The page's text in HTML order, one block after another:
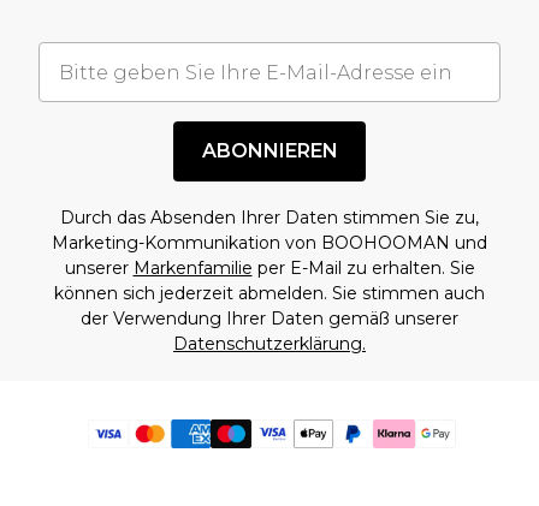
ABONNIEREN
Durch das Absenden Ihrer Daten stimmen Sie zu,
Marketing-Kommunikation von BOOHOOMAN und
unserer Markenfamilie per E-Mail zu erhalten. Sie
können sich jederzeit abmelden. Sie stimmen auch
der Verwendung Ihrer Daten gemäß unserer
Datenschutzerklärung.